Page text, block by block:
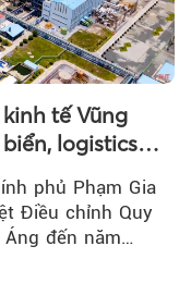
tế Vũng
logistics
phủ Phạm Gia
Điều chỉnh Quy
đến năm